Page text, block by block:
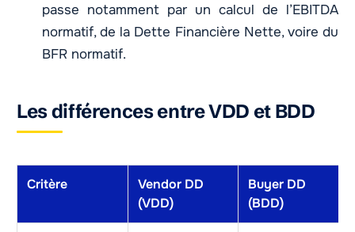
passe notamment par un calcul de l’EBITDA
normatif, de la Dette Financière Nette, voire du
BFR normatif.
Les différences entre VDD et BDD
Critère
Vendor DD
(VDD)
Buyer DD
(BDD)